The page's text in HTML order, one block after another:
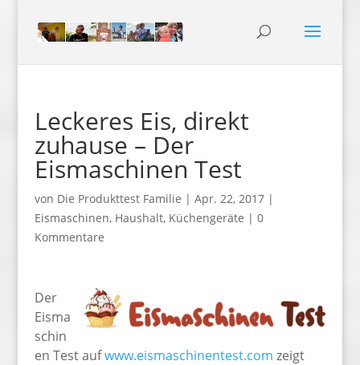
Leckeres Eis, direkt
zuhause – Der
Eismaschinen Test
von Die Produkttest Familie | Apr. 22, 2017|
Eismaschinen, Haushalt, Küchengeräte | 0
Kommentare
Der
Eisma
schin
en Test aufwww.eismaschinentest.com zeigt